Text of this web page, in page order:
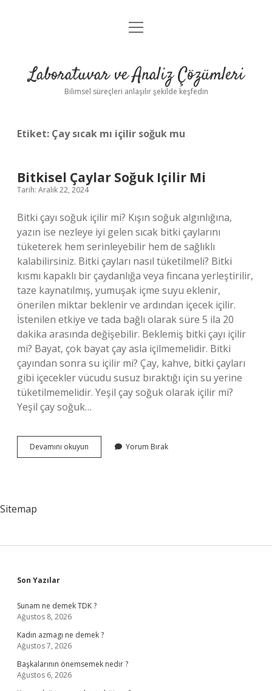
Anasayfa
Yasal Uyarı
menüyü
Laboratuvar ve Analiz Çözümleri
Bilimsel süreçleri anlaşılır şekilde keşfedin
Etiket: Çay sıcak mı içilir soğuk mu
Bitkisel Çaylar Soğuk Içilir Mi
Tarih: Aralık 22, 2024
Bitki çayı soğuk içilir mi? Kışın soğuk algınlığına,
yazın ise nezleye iyi gelen sıcak bitki çaylarını
tüketerek hem serinleyebilir hem de sağlıklı
kalabilirsiniz. Bitki çayları nasıl tüketilmeli? Bitki
kısmı kapaklı bir çaydanlığa veya fincana yerleştirilir,
taze kaynatılmış, yumuşak içme suyu eklenir,
önerilen miktar beklenir ve ardından içecek içilir.
İstenilen etkiye ve tada bağlı olarak süre 5 ila 20
dakika arasında değişebilir. Beklemiş bitki çayı içilir
mi? Bayat, çok bayat çay asla içilmemelidir. Bitki
çayından sonra su içilir mi? Çay, kahve, bitki çayları
gibi içecekler vücudu susuz bıraktığı için su yerine
tüketilmemelidir. Yeşil çay soğuk olarak içilir mi?
Yeşil çay soğuk…
Devamını okuyun
Çaylar
Yorum Bırak
Sitemap
Sidebar
Son Yazılar
Sunam ne demek TDK ?
Ağustos 8, 2026
Kadın azmagı ne demek ?
Ağustos 7, 2026
Başkalarının önemsemek nedir ?
Ağustos 6, 2026